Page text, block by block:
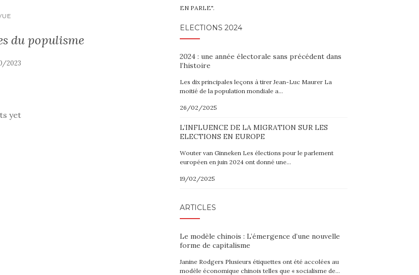
du populisme
2023
yet
EN PARLE".
ELECTIONS 2024
2024 : une année électorale sans précédent dans
l’histoire
Les dix principales leçons à tirer Jean-Luc Maurer La
moitié de la population mondiale a…
26/02/2025
L’INFLUENCE DE LA MIGRATION SUR LES
ELECTIONS EN EUROPE
Wouter van Ginneken Les élections pour le parlement
européen en juin 2024 ont donné une…
19/02/2025
ARTICLES
Le modèle chinois : L’émergence d’une nouvelle
forme de capitalisme
Janine Rodgers Plusieurs étiquettes ont été accolées au
modèle économique chinois telles que « socialisme de…